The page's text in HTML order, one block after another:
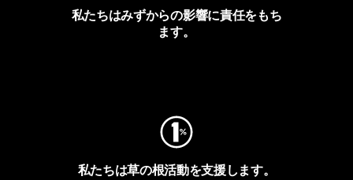
私たちはみずからの影響に責任をもち
ます。
私たちは草の根活動を支援します。